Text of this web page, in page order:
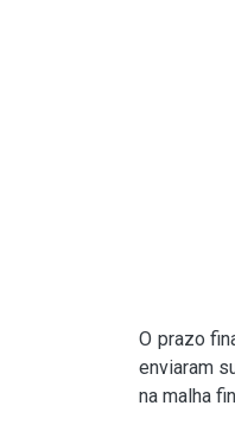
O prazo
enviaram
na malha